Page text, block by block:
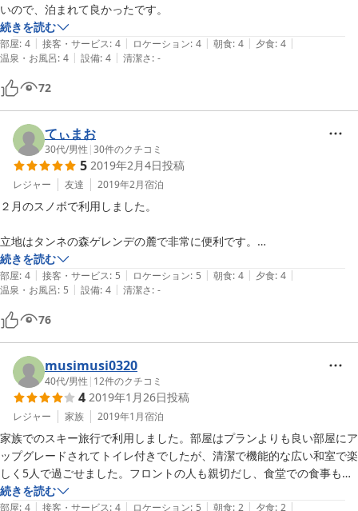
いので、泊まれて良かったです。
続きを読む
部屋: 4 | 接客・サービス: 4 | ロケーション: 4 | 朝食: 4 | 夕食: 4 |
温泉・お風呂: 4 | 設備: 4 | 清潔さ: -
72
てぃまお
30代/男性 |30件のクチコミ
5 2019年2月4日投稿
レジャー 友達 2019年2月宿泊
２月のスノボで利用しました。
立地はタンネの森ゲレンデの麓で非常に便利です。
スタッフの応対がとてもフレンドリーで良かったです。
チェックアウト後にお風呂も利用できてありがたいです。
志賀高原の宿は何件か使っていますが、トップクラスの宿です。
また来年もお世話になりたいです。
続きを読む
部屋: 4 | 接客・サービス: 5 | ロケーション: 5 | 朝食: 4 | 夕食: 4 |
温泉・お風呂: 5 | 設備: 4 | 清潔さ: -
76
musimusi0320
40代/男性 | 12件のクチコミ
4 2019年1月26日投稿
レジャー 家族 2019年1月宿泊
家族でのスキー旅行で利用しました。部屋はプランよりも良い部屋にア
ップグレードされてトイレ付きでしたが、清潔で機能的な広い和室で楽
しく5人で過ごせました。フロントの人も親切だし、食堂での食事も係
の人が子供に優しく接してくれました。ただ夜飯が、あまり美味しくな
続きを読む
部屋: 4 | 接客・サービス: 4 | ロケーション: 5 | 朝食: 2 | 夕食: 2 |